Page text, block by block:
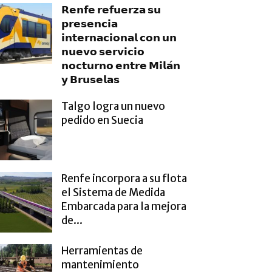
𝗥𝗲𝗻𝗳𝗲 𝗿𝗲𝗳𝘂𝗲𝗿𝘇𝗮 𝘀𝘂
𝗽𝗿𝗲𝘀𝗲𝗻𝗰𝗶𝗮
𝗶𝗻𝘁𝗲𝗿𝗻𝗮𝗰𝗶𝗼𝗻𝗮𝗹 𝗰𝗼𝗻 𝘂𝗻
𝗻𝘂𝗲𝘃𝗼 𝘀𝗲𝗿𝘃𝗶𝗰𝗶𝗼
𝗻𝗼𝗰𝘁𝘂𝗿𝗻𝗼 𝗲𝗻𝘁𝗿𝗲 𝗠𝗶𝗹𝗮́𝗻
𝘆 𝗕𝗿𝘂𝘀𝗲𝗹𝗮𝘀
Talgo logra un nuevo
pedido en Suecia
Renfe incorpora a su flota
el Sistema de Medida
Embarcada para la mejora
de...
Herramientas de
mantenimiento